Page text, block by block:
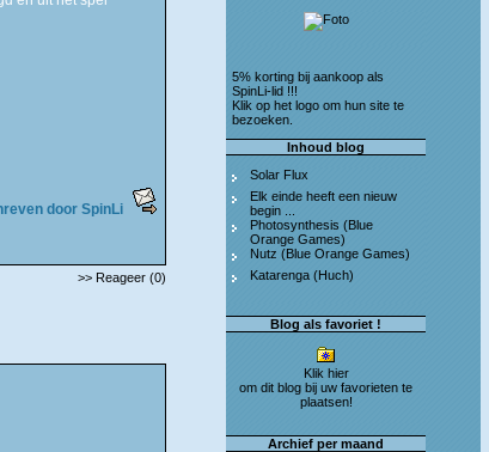
door SpinLi
>> Reageer (0)
5% korting bij aankoop als
SpinLi-lid !!!
Klik op het logo om hun site te
bezoeken.
Inhoud blog
Solar Flux
Elk einde heeft een nieuw
begin ...
Photosynthesis (Blue
Orange Games)
Nutz (Blue Orange Games)
Katarenga (Huch)
Blog als favoriet !
Klik hier
om dit blog bij uw favorieten te
plaatsen!
Archief per maand